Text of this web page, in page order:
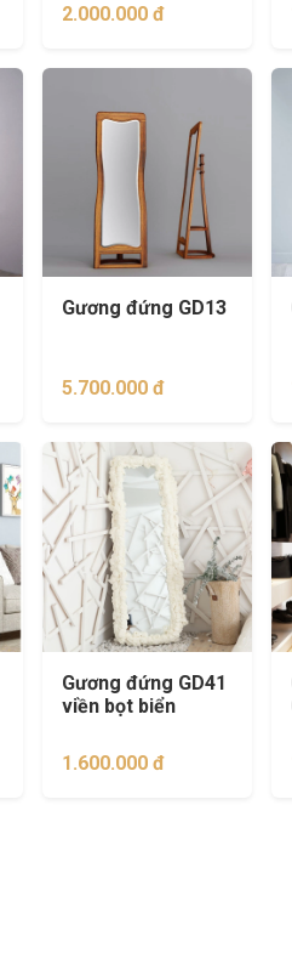
2.000.000 đ
Gương đứng GD13
5.700.000 đ
Gương đứng GD41
viền bọt biển
1.600.000 đ